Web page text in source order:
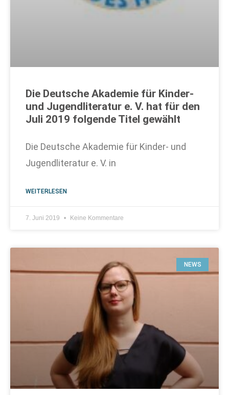
Die Deutsche Akademie für Kinder-
und Jugendliteratur e. V. hat für den
Juli 2019 folgende Titel gewählt
Die Deutsche Akademie für Kinder- und
Jugendliteratur e. V. in
WEITERLESEN
7. Juni 2019 Keine Kommentare
NEWS